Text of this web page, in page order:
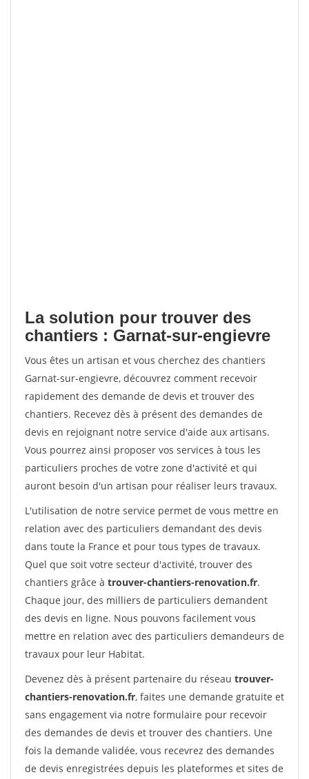
La solution pour trouver des
chantiers : Garnat-sur-engievre
Vous êtes un artisan et vous cherchez des chantiers
Garnat-sur-engievre, découvrez comment recevoir
rapidement des demande de devis et trouver des
chantiers. Recevez dès à présent des demandes de
devis en rejoignant notre service d'aide aux artisans.
Vous pourrez ainsi proposer vos services à tous les
particuliers proches de votre zone d'activité et qui
auront besoin d'un artisan pour réaliser leurs travaux.
L'utilisation de notre service permet de vous mettre en
relation avec des particuliers demandant des devis
dans toute la France et pour tous types de travaux.
Quel que soit votre secteur d'activité, trouver des
chantiers grâce à trouver-chantiers-renovation.fr.
Chaque jour, des milliers de particuliers demandent
des devis en ligne. Nous pouvons facilement vous
mettre en relation avec des particuliers demandeurs de
travaux pour leur Habitat.
Devenez dès à présent partenaire du réseau trouver-
chantiers-renovation.fr, faites une demande gratuite et
sans engagement via notre formulaire pour recevoir
des demandes de devis et trouver des chantiers. Une
fois la demande validée, vous recevrez des demandes
de devis enregistrées depuis les plateformes et sites de